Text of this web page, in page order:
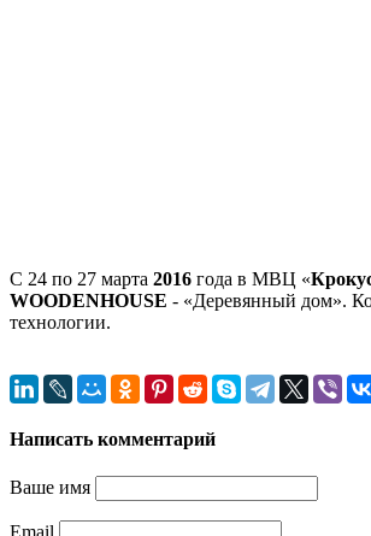
С 24 по 27 марта 2016 года в МВЦ «
WOODENHOUSE - «Деревянный дом».
технологии.
Написать комментарий
Ваше имя